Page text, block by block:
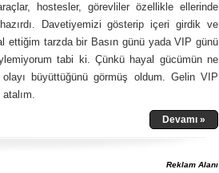
hostesler, görevliler özellikle ellerinde
Davetiyemizi gösterip içeri girdik ve
ettiğim tarzda bir Basın günü yada VIP günü
tabi ki. Çünkü hayal gücümün ne
büyüttüğünü görmüş oldum. Gelin VIP
Devamı »
Reklam Alanı